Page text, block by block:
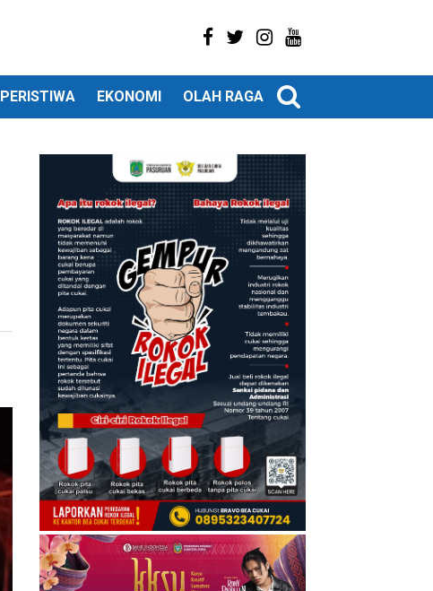
PERISTIWA EKONOMI OLAH RAGA